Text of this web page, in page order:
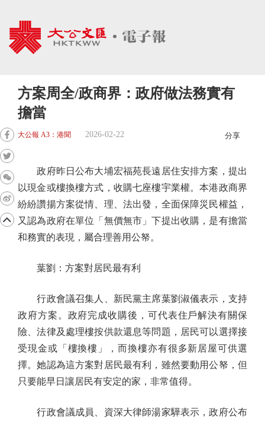
方案周全/政商界：政府做法務實有
擔當
大公報 A3：港聞 2026-02-22 分享
政府昨日公布大埔宏福苑長遠居住安排方案，提出
以現金或樓換樓方式，收購七座樓宇業權。本港政商界
紛紛讚揚方案從情、理、法出發，全面保障災民權益，
又認為政府在單位「無價無市」下提出收購，是有擔當
和務實的表現，屬合理善用公帑。
葉劉：方案對居民最有利
行政會議召集人、新民黨主席葉劉淑儀表示，支持
政府方案。政府完成收購後，可代表住戶解決有關保
險、法律及處理樓按供款還息等問題，居民可以選擇接
受現金或「樓換樓」，而換樓亦有很多新居屋可供選
擇。她認為這方案對居民最有利，雖然要動用公帑，但
只要能早日讓居民有安定的家，非常值得。
行政會議成員、資深大律師湯家驊表示，政府公布